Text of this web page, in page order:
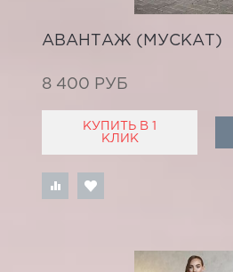
АВАНТАЖ (МУСКАТ)
8 400 РУБ
КУПИТЬ В 1
КЛИК